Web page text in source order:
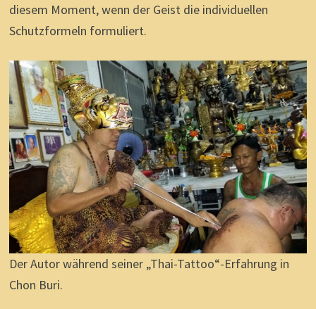
diesem Moment, wenn der Geist die individuellen
Schutzformeln formuliert.
Der Autor während seiner „Thai-Tattoo“-Erfahrung in
Chon Buri.